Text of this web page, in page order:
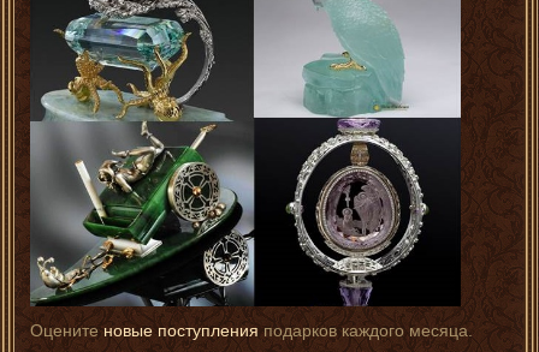
Оценитеновые поступленияподарков каждого месяца.